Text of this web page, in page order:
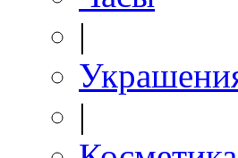
|
|